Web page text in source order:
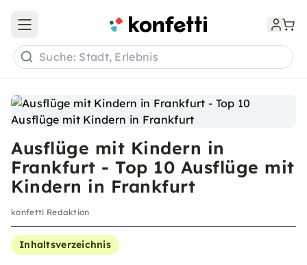
Ausflüge mit Kindern in
Frankfurt - Top 10 Ausflüge mit
Kindern in Frankfurt
konfetti Redaktion
Inhaltsverzeichnis
Open main menu
Suche: Stadt, Erlebnis